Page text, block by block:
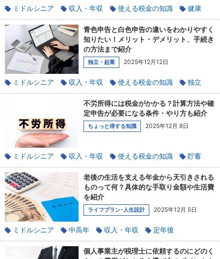
ミドルシニア 収入・年収 使える税金の知識
健康
高齢化社会
青色申告と白色申告の違いをわかりやすく
知りたい！メリット・デメリット、手続き
の方法まで紹介
独立・起業 2025年12月12日
ミドルシニア 収入・年収 使える税金の知識
独立
不労所得には税金がかかる？計算方法や確
定申告が必要になる条件・やり方も紹介
ちょっと得する知識 2025年12月 8日
ミドルシニア 収入・年収 使える税金の知識
貯蓄
副業
老後の生活を支える年金から天引きされる
ものって何？具体的な手取り金額や生活費
を紹介
ライフプラン･人生設計 2025年12月 5日
ミドルシニア 中高年 収入・年収
定年後
使える税金の知識
個人事業主が税理士に依頼するのにどのく